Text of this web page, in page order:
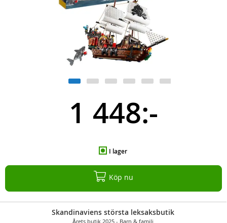
1 448:-
I lager
Köp nu
Skandinaviens största leksaksbutik
Årets butik 2025 - Barn & familj